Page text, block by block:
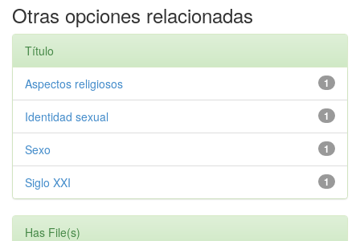
Otras opciones relacionadas
Título
1
Aspectos religiosos
1
Identidad sexual
1
Sexo
1
Siglo XXI
Has File(s)